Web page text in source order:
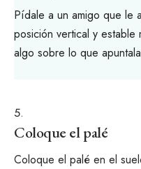
Pídale a un amigo que le
posición vertical y estable
algo sobre lo que
Coloque el palé
Coloque el palé en el